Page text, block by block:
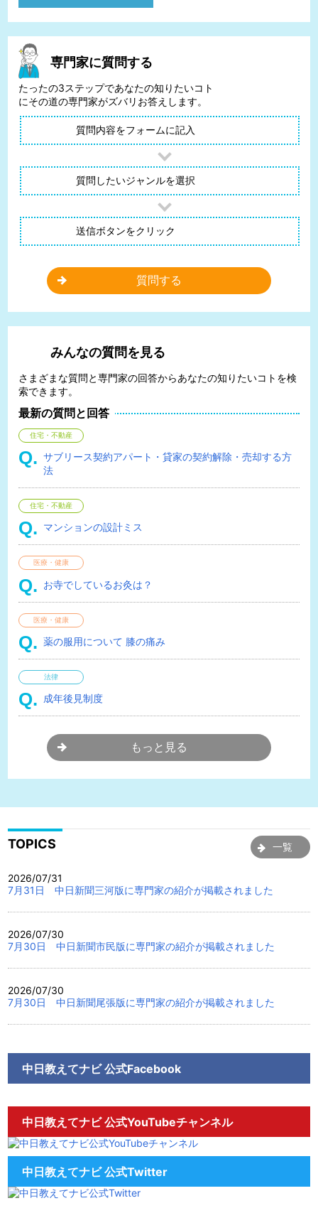
専門家に質問する
たったの3ステップであなたの知りたいコト
にその道の専門家がズバリお答えします。
質問内容をフォームに記入
質問したいジャンルを選択
送信ボタンをクリック
質問する
みんなの質問を見る
さまざまな質問と専門家の回答からあなたの知りたいコトを検
索できます。
最新の質問と回答
住宅・不動産
サブリース契約アパート・貸家の契約解除・売却する方
法
住宅・不動産
マンションの設計ミス
医療・健康
お寺でしているお灸は？
医療・健康
薬の服用について 膝の痛み
法律
成年後見制度
もっと見る
TOPICS 一覧
2026/07/31
7月31日 中日新聞三河版に専門家の紹介が掲載されました
2026/07/30
7月30日 中日新聞市民版に専門家の紹介が掲載されました
2026/07/30
7月30日 中日新聞尾張版に専門家の紹介が掲載されました
中日教えてナビ 公式Facebook
中日教えてナビ 公式YouTubeチャンネル
中日教えてナビ 公式Twitter